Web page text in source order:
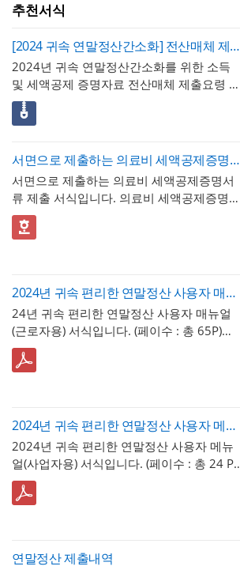
추천서식
[2024 귀속 연말정산간소화] 전산매체 제출요령 및 교복구입비 외 엑셀 서식
2024년 귀속 연말정산간소화를 위한 소득
및 세액공제 증명자료 전산매체 제출요령 및
엑셀 서식을 하나로 모아둔 파일입니다. 엑
셀 서식에는 교복구입비, 교육비, 기부금, 기
대학입학전형료, 의료비 제출 등 엑셀 서식
이 포함되어 있습니다. ※ 출처 : 국세청 홈텍
스
서면으로 제출하는 의료비 세액공제증명서류 제출 서식
서면으로 제출하는 의료비 세액공제증명서
류 제출 서식입니다. 의료비 세액공제증명서
류 집계표, 의료비 세액공제증명서류 명세
서, 의료비 세액공제 증명서류 제출 제외 신
※ 출처 : 국세청 홈텍스 2024년 귀속 편리한 연말정산 사용자 매뉴얼(근로자용)
24년 귀속 편리한 연말정산 사용자 매뉴얼
(근로자용) 서식입니다. (페이수 : 총 65P)
※ 출처 : 국세청 홈택스
2024년 귀속 편리한 연말정산 사용자 메뉴얼(사업자용)
2024년 귀속 편리한 연말정산 사용자 메뉴
얼(사업자용) 서식입니다. (페이수 : 총 24 P)
※ 출처 : 국세청 홈텍스
연말정산 제출내역